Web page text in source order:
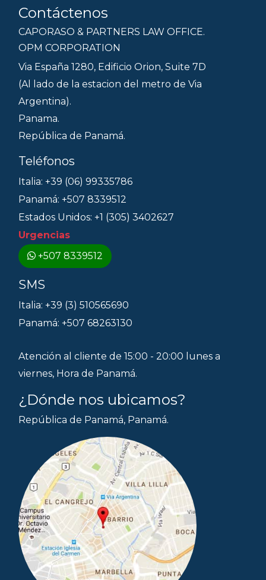
Contáctenos
CAPORASO & PARTNERS LAW OFFICE.
OPM CORPORATION
Via España 1280, Edificio Orion, Suite 7D
(Al lado de la estacion del metro de Via
Argentina).
Panama.
República de Panamá.
Teléfonos
Italia: +39 (06) 99335786
Panamá: +507 8339512
Estados Unidos: +1 (305) 3402627
Urgencias
+507 8339512
SMS
Italia: +39 (3) 510565690
Panamá: +507 68263130
Atención al cliente de 15:00 - 20:00 lunes a
viernes, Hora de Panamá.
¿Dónde nos ubicamos?
República de Panamá, Panamá.